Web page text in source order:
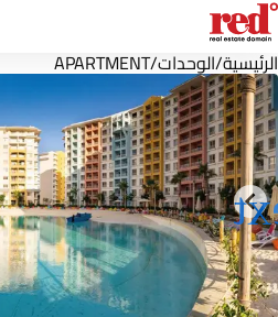
الرئيسية/الوحدات/
APARTMENT